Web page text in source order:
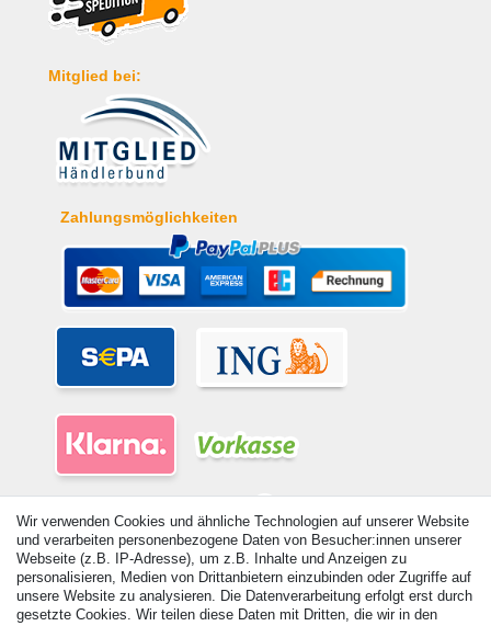
Mitglied bei:
Zahlungsmöglichkeiten
© Copyright 2026 | Alle Rechte vorbehalten. - Alle Rechte vorbehalten.
Preisangaben inkl. gesetzl. 19% MwSt. | Grundpreise siehe Artikeldetail | *Gilt für
Wir verwenden Cookies und ähnliche Technologien auf unserer Website
und verarbeiten personenbezogene Daten von Besucher:innen unserer
Webseite (z.B. IP-Adresse), um z.B. Inhalte und Anzeigen zu
personalisieren, Medien von Drittanbietern einzubinden oder Zugriffe auf
unsere Website zu analysieren. Die Datenverarbeitung erfolgt erst durch
gesetzte Cookies. Wir teilen diese Daten mit Dritten, die wir in den